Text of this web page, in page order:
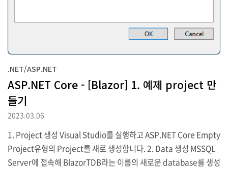
.NET/ASP.NET
ASP.NET Core - [Blazor] 1. 예제 project 만
들기
2023.03.06
1. Project 생성 Visual Studio를 실행하고 ASP.NET Core Empty
Project유형의 Project를 새로 생성합니다. 2. Data 생성 MSSQL
Server에 접속해 BlazorTDB라는 이름의 새로운 database를 생성